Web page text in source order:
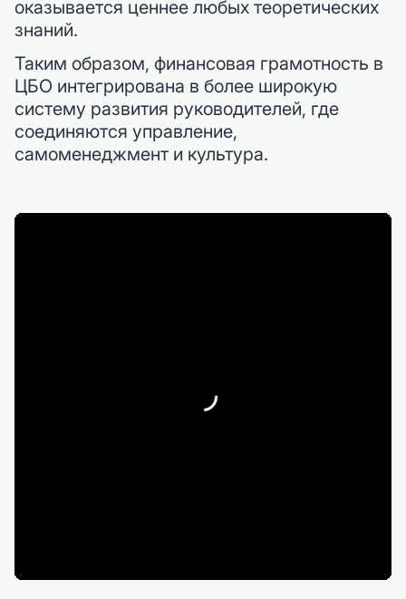
оказывается ценнее любых теоретических
знаний.
Таким образом, финансовая грамотность в
ЦБО интегрирована в более широкую
систему развития руководителей, где
соединяются управление,
самоменеджмент и культура.